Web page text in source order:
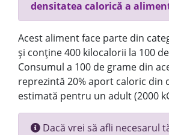
densitatea calorică a
Acest aliment face parte din
și conține 400 kilocalorii la 100
Consumul a 100 de grame din
reprezintă 20% aport caloric din
estimată pentru un adult (2000
Dacă vrei să afli necesarul